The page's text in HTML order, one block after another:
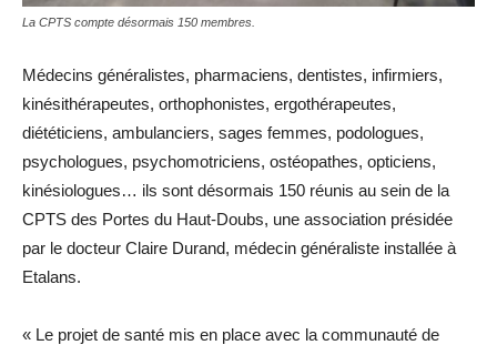
La CPTS compte désormais 150 membres.
Médecins généralistes, pharmaciens, dentistes, infirmiers,
kinésithérapeutes, orthophonistes, ergothérapeutes,
diététiciens, ambulanciers, sages femmes, podologues,
psychologues, psychomotriciens, ostéopathes, opticiens,
kinésiologues… ils sont désormais 150 réunis au sein de la
CPTS des Portes du Haut-Doubs, une association présidée
par le docteur Claire Durand, médecin généraliste installée à
Etalans.
« Le projet de santé mis en place avec la communauté de